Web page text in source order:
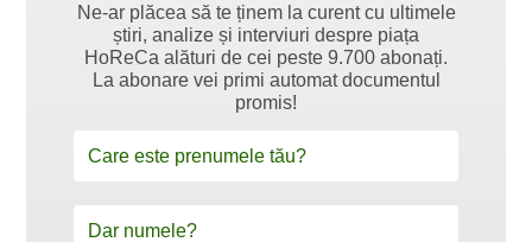
Ne-ar plăcea să te ținem la curent cu ultimele
știri, analize și interviuri despre piața
HoReCa alături de cei peste 9.700 abonați.
La abonare vei primi automat documentul
promis!